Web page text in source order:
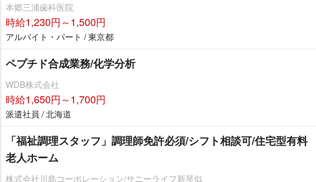
本郷三浦歯科医院
時給1,230円～1,500円
アルバイト・パート / 東京都
ペプチド合成業務/化学分析
WDB株式会社
時給1,650円～1,700円
派遣社員 / 北海道
「福祉調理スタッフ」調理師免許必須/シフト相談可/住宅型有料
老人ホーム
株式会社川島コーポレーション/サニーライフ新琴似